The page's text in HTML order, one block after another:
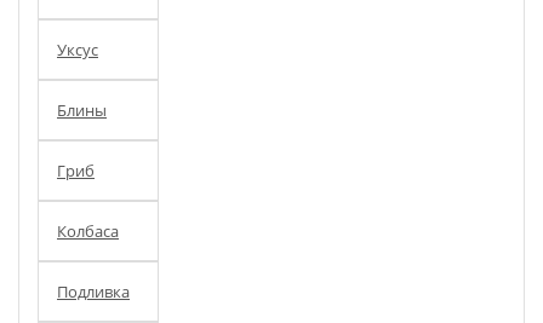
Уксус
Блины
Гриб
Колбаса
Подливка